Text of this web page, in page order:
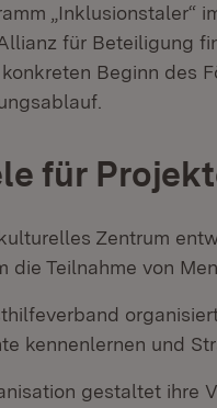
„Inklusionstaler“
für Beteiligung
Beginn des
für
Zentrum
die Teilnahme von
kennenlernen und
gestaltet ihre